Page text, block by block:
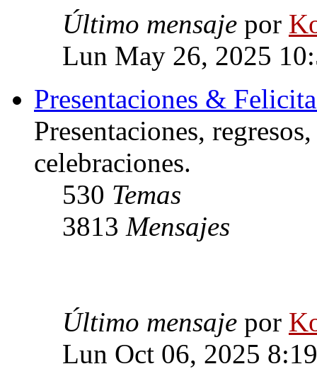
Último mensaje por
Lun May 26, 2025
Presentaciones &
Presentaciones,
celebraciones.
530 Temas
3813 Mensajes
Último mensaje por
Lun Oct 06, 2025